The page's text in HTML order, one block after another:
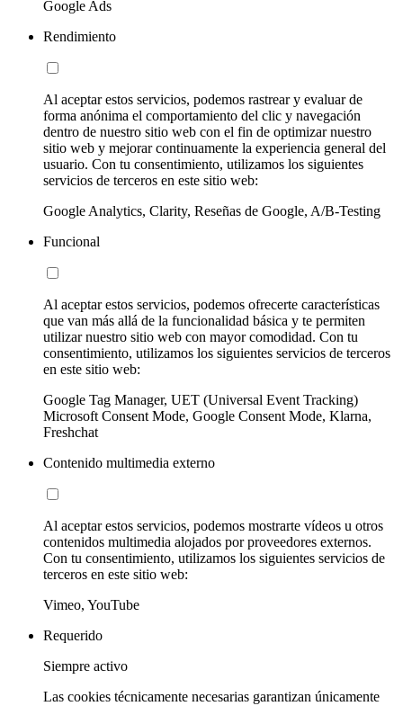
Google Ads
Rendimiento
Al aceptar estos servicios, podemos rastrear y evaluar de
forma anónima el comportamiento del clic y navegación
dentro de nuestro sitio web con el fin de optimizar nuestro
sitio web y mejorar continuamente la experiencia general del
usuario. Con tu consentimiento, utilizamos los siguientes
servicios de terceros en este sitio web:
Google Analytics, Clarity, Reseñas de Google, A/B-Testing
Funcional
Al aceptar estos servicios, podemos ofrecerte características
que van más allá de la funcionalidad básica y te permiten
utilizar nuestro sitio web con mayor comodidad. Con tu
consentimiento, utilizamos los siguientes servicios de terceros
en este sitio web:
Google Tag Manager, UET (Universal Event Tracking)
Microsoft Consent Mode, Google Consent Mode, Klarna,
Freshchat
Contenido multimedia externo
Al aceptar estos servicios, podemos mostrarte vídeos u otros
contenidos multimedia alojados por proveedores externos.
Con tu consentimiento, utilizamos los siguientes servicios de
terceros en este sitio web:
Vimeo, YouTube
Requerido
Siempre activo
Las cookies técnicamente necesarias garantizan únicamente